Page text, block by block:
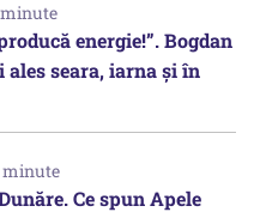
energie!”. Bogdan
seara, iarna și în
minute
Ce spun Apele